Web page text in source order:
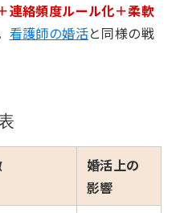
連絡頻度ルール化＋柔軟
看護師の婚活と同様の戦
婚活上の
影響